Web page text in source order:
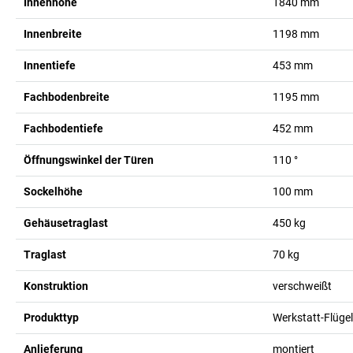
Innenbreite 1198 mm
Innentiefe 453 mm
Fachbodenbreite 1195 mm
Fachbodentiefe 452 mm
Öffnungswinkel der Türen 110 °
Sockelhöhe 100 mm
Gehäusetraglast 450 kg
Traglast 70 kg
Konstruktion verschweißt
Produkttyp Werkstatt-
Anlieferung montiert